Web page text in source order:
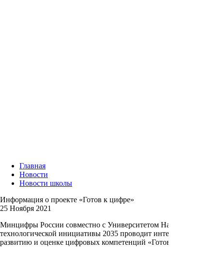
Главная
Новости
Новости школы
Информация о проекте «Готов к цифре»
25 Ноября 2021
Минцифры России совместно с Университетом Национальной
технологической инициативы 2035 проводит интенсив по
развитию и оценке цифровых компетенций «Готов к цифре!».